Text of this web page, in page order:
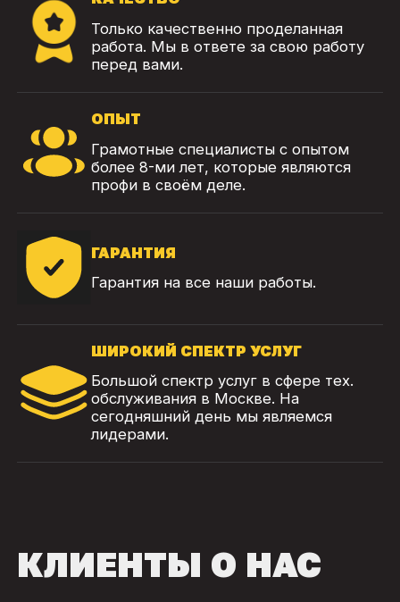
Только качественно проделанная
работа. Мы в ответе за свою работу
перед вами.
ОПЫТ
Грамотные специалисты с опытом
более 8-ми лет, которые являются
профи в своём деле.
ГАРАНТИЯ
Гарантия на все наши работы.
ШИРОКИЙ СПЕКТР УСЛУГ
Большой спектр услуг в сфере тех.
обслуживания в Москве. На
сегодняшний день мы являемся
лидерами.
КЛИЕНТЫ О НАС